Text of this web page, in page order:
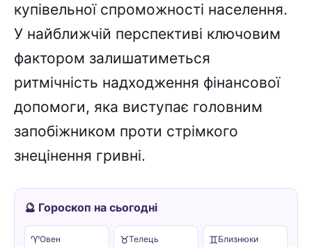
купівельної спроможності населення.
У найближчій перспективі ключовим
фактором залишатиметься
ритмічність надходження фінансової
допомоги, яка виступає головним
запобіжником проти стрімкого
знецінення гривні.
🔮 Гороскоп на сьогодні
♈Овен ♉Телець ♊Близнюки